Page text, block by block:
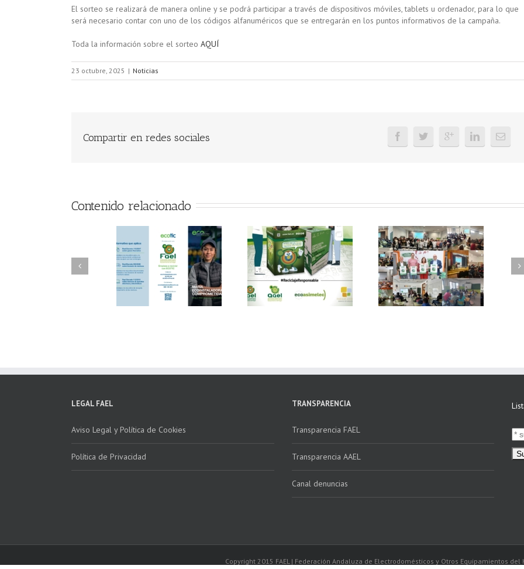
El sorteo se realizará de manera online y se podrá participar a través de dispositivos móviles, tablets u ordenador, para lo que
será necesario contar con uno de los códigos alfanuméricos que se entregarán en los puntos informativos de la campaña.
Toda la información sobre el sorteo AQUÍ
23 octubre, 2025 | Noticias
Compartir en redes sociales
Contenido relacionado
FAEL/AAEL y
FAEL, Ecoasimelec y
Parque Joyero
Córdoba, colaboran
FAEL, junto con
Ecoasimelec, visitan
16 centros
Verde”
Ya disponible el
vídeo Webinar
«Facturación
LEGAL FAEL
Aviso Legal y Política de Cookies
Política de Privacidad
TRANSPARENCIA
Transparencia FAEL
Transparencia AAEL
Canal denuncias
Copyright 2015 FAEL | Federación Andaluza de Electrodomésticos y Otros Equipamientos del